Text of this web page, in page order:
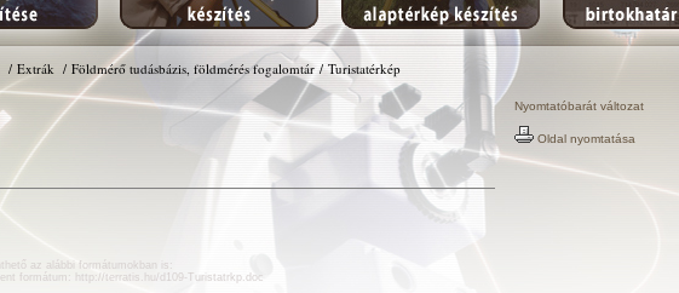
/ Extrák / Földmérő tudásbázis, földmérés fogalomtár /Turistatérkép
az alábbi formátumokban is:
formátum:
http://terratis.hu/d109-Turistatrkp.doc
Nyomtatóbarát változat
Oldal nyomtatása